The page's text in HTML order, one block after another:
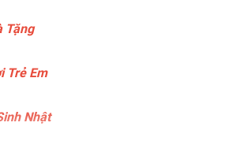
Tặng
Trẻ Em
Nhật